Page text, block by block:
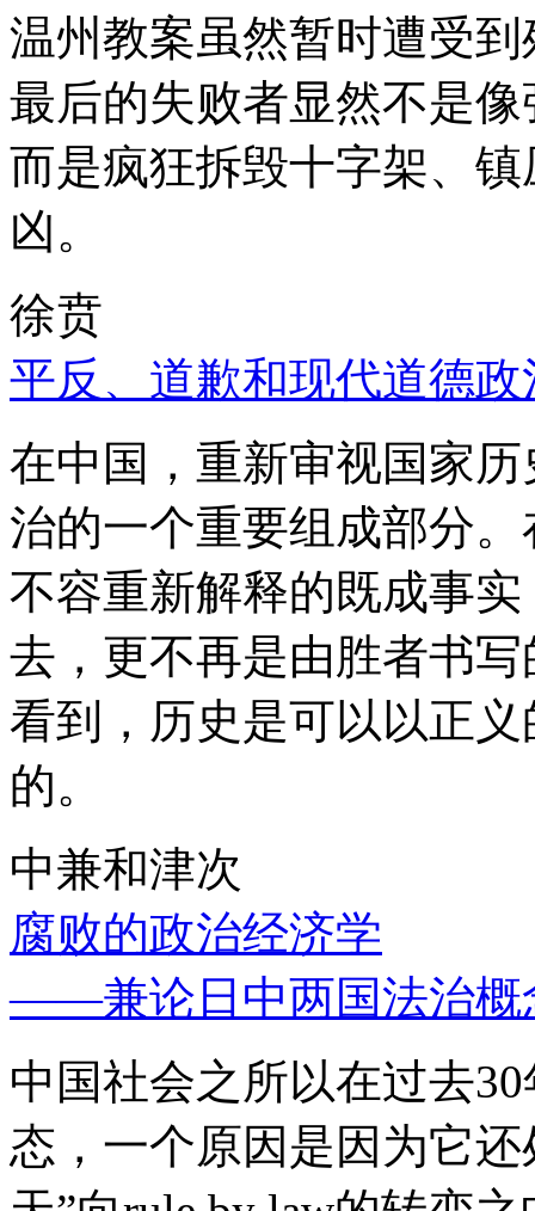
温州教案虽然暂时遭受
最后的失败者显然不是
而是疯狂拆毁十字架、
凶。
徐贲
平反、道歉和现代道德政
在中国，重新审视国家
治的一个重要组成部分
不容重新解释的既成事
去，更不再是由胜者书
看到，历史是可以以正
的。
中兼和津次
腐败的政治经济学
——兼论日中两国法治概
中国社会之所以在过去
态，一个原因是因为它